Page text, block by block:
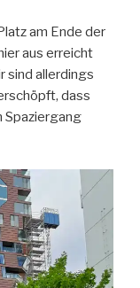
am Ende der
aus erreicht
sind allerdings
dass
Spaziergang